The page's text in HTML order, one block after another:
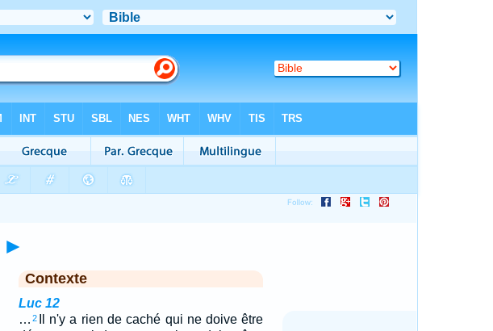
►
Contexte
Luc 12
… 2
Il n'y a rien de caché qui ne doive être